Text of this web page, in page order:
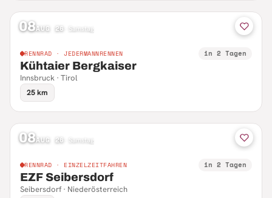
08AUG 26 Samstag
RENNRAD · JEDERMANNRENNEN in 2 Tagen
Kühtaier Bergkaiser
Innsbruck · Tirol
25 km
08AUG 26 Samstag
RENNRAD · EINZELZEITFAHREN in 2 Tagen
EZF Seibersdorf
Seibersdorf · Niederösterreich